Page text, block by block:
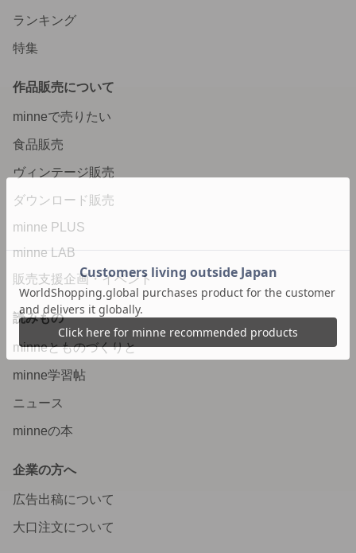
ランキング
特集
作品販売について
minneで売りたい
食品販売
ヴィンテージ販売
ダウンロード販売
minne PLUS
minne LAB
販売支援企画・イベント
読みもの
minneとものづくりと
minne学習帖
ニュース
minneの本
企業の方へ
広告出稿について
大口注文について